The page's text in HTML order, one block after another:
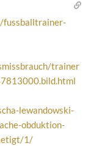
fussballtrainer-
trainer
lewandowski-
obduktion-
1/